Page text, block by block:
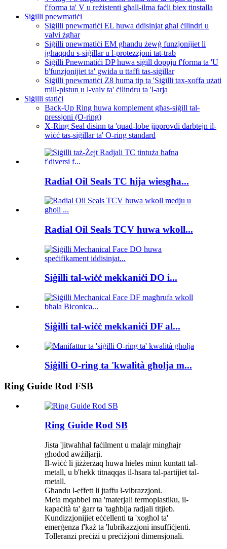
f'forma ta' V u reżistenti għall-ilma faċli biex tinstalla
Siġilli pnewmatiċi
Siġilli pnewmatiċi EL huwa ddisinjat għal ċilindri u
valvi żgħar
Siġilli pnewmatiċi EM għandu żewġ funzjonijiet li
jgħaqqdu s-siġillar u l-protezzjoni tat-trab
Siġilli Pnewmatiċi DP huwa siġill doppju f'forma ta 'U
b'funzjonijiet ta' gwida u ttaffi tas-siġillar
Siġilli pnewmatiċi Z8 huma tip ta 'Siġilli tax-xoffa użati
mill-pistun u l-valv ta' ċilindru ta 'l-arja
Siġilli statiċi
Back-Up Ring huwa komplement għas-siġill tal-
pressjoni (O-ring)
X-Ring Seal disinn ta 'quad-lobe jipprovdi darbtejn il-
wiċċ tas-siġillar ta' O-ring standard
Radial Oil Seals TC hija wiesgħa...
Radial Oil Seals TCV huwa wkoll...
Siġilli tal-wiċċ mekkaniċi DO i...
Siġilli tal-wiċċ mekkaniċi DF al...
Siġilli O-ring ta 'kwalità għolja m...
Ring Guide Rod FSB
Ring Guide Rod SB
Jista 'jitwaħħal faċilment u malajr mingħajr
għodod awżiljarji.
Il-wiċċ li jiżżerżaq huwa ħieles minn kuntatt tal-
metall, u b'hekk titnaqqas il-ħsara tal-partijiet tal-
metall.
Għandu l-effett li jtaffu l-vibrazzjoni.
Meta mqabbel ma 'materjali termoplastiku, il-
kapaċità ta' ġarr ta 'tagħbija radjali titjieb.
Kundizzjonijiet eċċellenti ta 'xogħol ta'
emerġenza f'każ ta 'lubrikazzjoni insuffiċjenti.
Tolleranzi preċiżi u preċiżjoni dimensjonali.